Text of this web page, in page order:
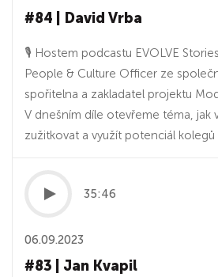
#84 | David Vrba
🎙 Hostem podcastu EVOLVE
People & Culture Officer ze
spořitelna a zakladatel projektu
V dnešním díle otevřeme téma, jak
zužitkovat a využít potenciál kolegů
35:46
06.09.2023
#83 | Jan Kvapil